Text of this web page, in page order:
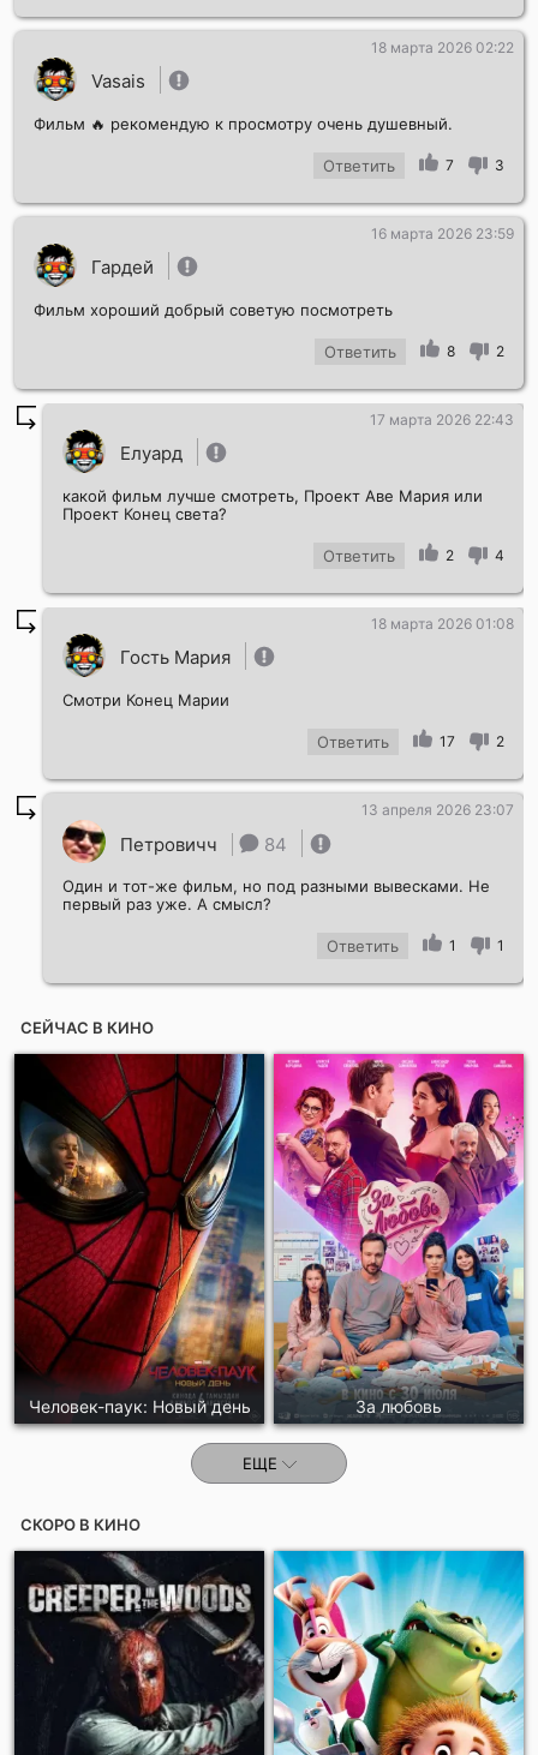
Vasais
18 марта 2026 02:22
Фильм 🔥 рекомендую к просмотру очень душевный.
Ответить 7 3
Гардей
16 марта 2026 23:59
Фильм хороший добрый советую посмотреть
Ответить 8 2
Елуард
17 марта 2026 22:43
какой фильм лучше смотреть, Проект Аве Мария или
Проект Конец света?
Ответить 2 4
Гость Мария
18 марта 2026 01:08
Смотри Конец Марии
Ответить 17 2
Петровичч 84
13 апреля 2026 23:07
Один и тот-же фильм, но под разными вывесками. Не
первый раз уже. А смысл?
Ответить 1 1
СЕЙЧАС В КИНО
Человек-паук: Новый день За любовь
ЕЩЕ
СКОРО В КИНО